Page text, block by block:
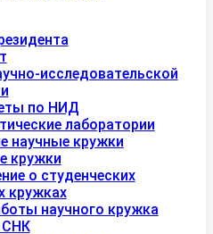
исследовательской
по НИД
лаборатории
научные кружки
кружки
о студенческих
кружках
научного кружка
СНК